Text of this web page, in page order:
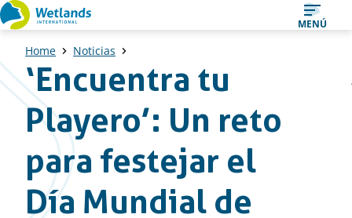
Ir
al
contenido
MENÚ
Home Noticias
‘Encuentra tu
Playero’: Un reto
para festejar el
Día Mundial de